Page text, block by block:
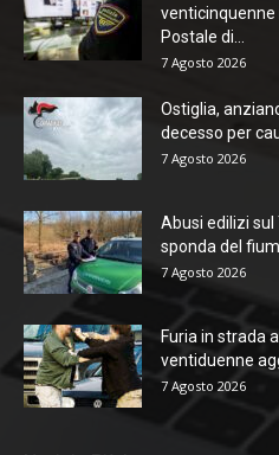
Postale di...
7 Agosto 2026
Ostiglia,
decesso per
7 Agosto 2026
Abusi edilizi
sponda del
7 Agosto 2026
Furia in strada
ventiduenne
7 Agosto 2026